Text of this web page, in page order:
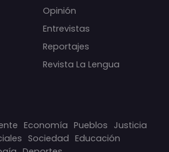
Opinión
Entrevistas
Reportajes
Revista La Lengua
Economía Pueblos Justicia
Sociedad Educación